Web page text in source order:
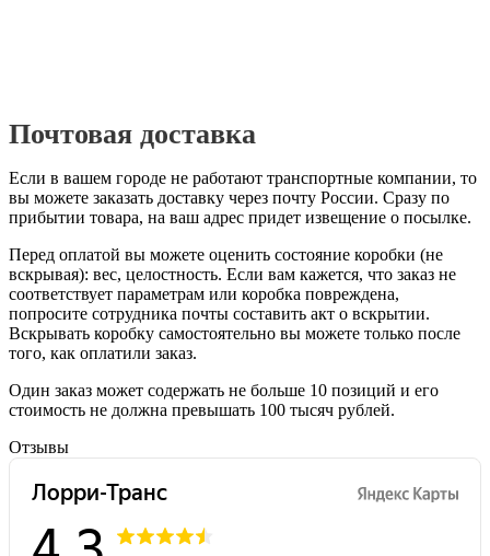
Почтовая доставка
Если в вашем городе не работают транспортные компании, то
вы можете заказать доставку через почту России. Сразу по
прибытии товара, на ваш адрес придет извещение о посылке.
Перед оплатой вы можете оценить состояние коробки (не
вскрывая): вес, целостность. Если вам кажется, что заказ не
соответствует параметрам или коробка повреждена,
попросите сотрудника почты составить акт о вскрытии.
Вскрывать коробку самостоятельно вы можете только после
того, как оплатили заказ.
Один заказ может содержать не больше 10 позиций и его
стоимость не должна превышать 100 тысяч рублей.
Отзывы